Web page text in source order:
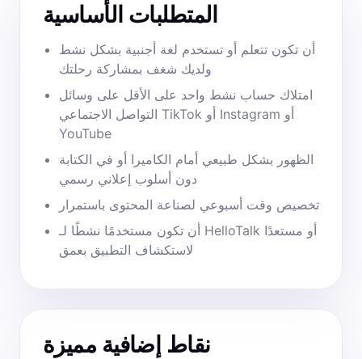
المتطلبات الأساسية
أن تكون تتعلم أو تستخدم لغة أجنبية بشكل نشط
ولديك شغف بمشاركة رحلتك
امتلاك حساب نشط واحد على الأقل على وسائل
التواصل الاجتماعي TikTok أو Instagram أو
YouTube
الظهور بشكل طبيعي أمام الكاميرا أو في الكتابة
دون أسلوب إعلاني رسمي
تخصيص وقت أسبوعي لصناعة المحتوى باستمرار
أن تكون مستخدمًا نشطًا لـ HelloTalk أو مستعدًا
لاستكشاف التطبيق بعمق
نقاط إضافية مميزة